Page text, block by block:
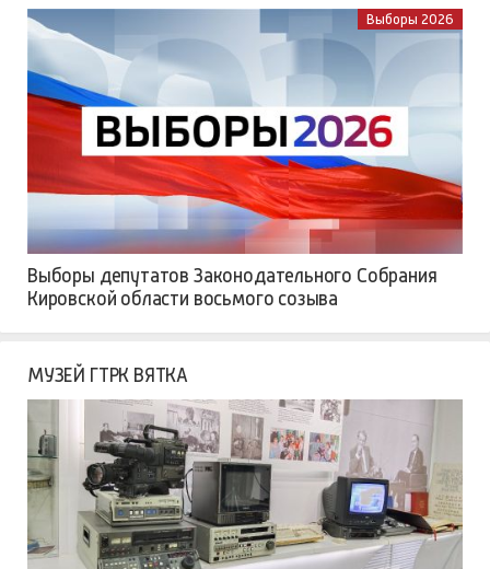
Выборы 2026
Выборы депутатов Законодательного Собрания
Кировской области восьмого созыва
МУЗЕЙ ГТРК ВЯТКА